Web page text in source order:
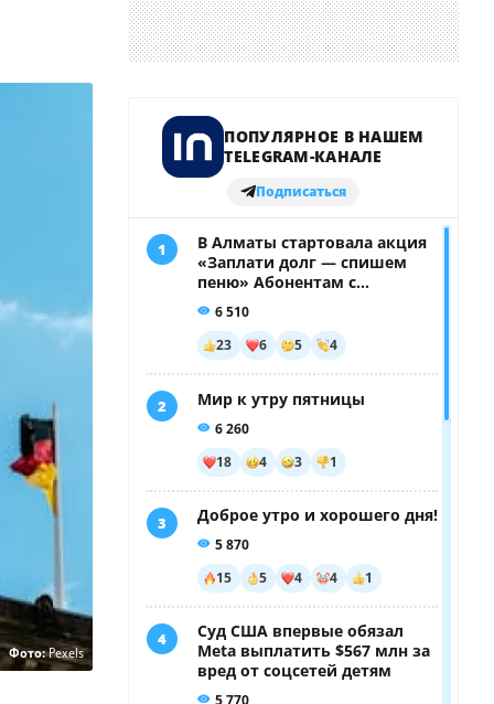
Фото:Pexels